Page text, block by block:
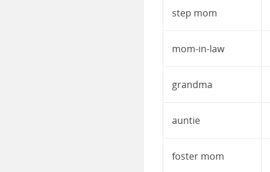
step mom
mom-in-law
grandma
auntie
foster mom